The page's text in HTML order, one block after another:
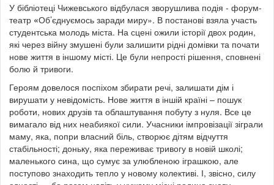
У бібліотеці Чижевського відбулася зворушлива подія - форум-
театр «Об’єднуємось заради миру». В постанові взяла участь
студентська молодь міста. На сцені ожили історії двох родин,
які через війну змушені були залишити рідні домівки та почати
нове життя в іншому місті. Це були непрості рішення, сповнені
болю й тривоги.
Героям довелося поспіхом збирати речі, залишати дім і
вирушати у невідомість. Нове життя в іншій країні – пошук
роботи, нових друзів та облаштування побуту з нуля. Все це
вимагало від них неабиякої сили. Учасники імпровізації зіграли
маму, яка, попри власний біль, створює дітям відчуття
стабільності; доньку, яка переживає тривогу в новій школі;
маленького сина, що сумує за улюбленою іграшкою, але
поступово знаходить тепло у новому колективі. І, звісно, силу